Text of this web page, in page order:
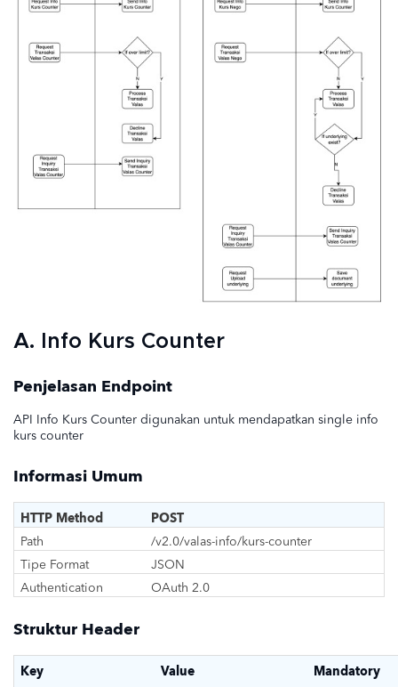
A. Info Kurs Counter
Penjelasan Endpoint
API Info Kurs Counter digunakan untuk mendapatkan single info
kurs counter
Informasi Umum
HTTP Method POST
Path
/v2.0/valas-info/kurs-counter
Tipe Format
JSON
Authentication
OAuth 2.0
Struktur Header
Key Value Mandatory